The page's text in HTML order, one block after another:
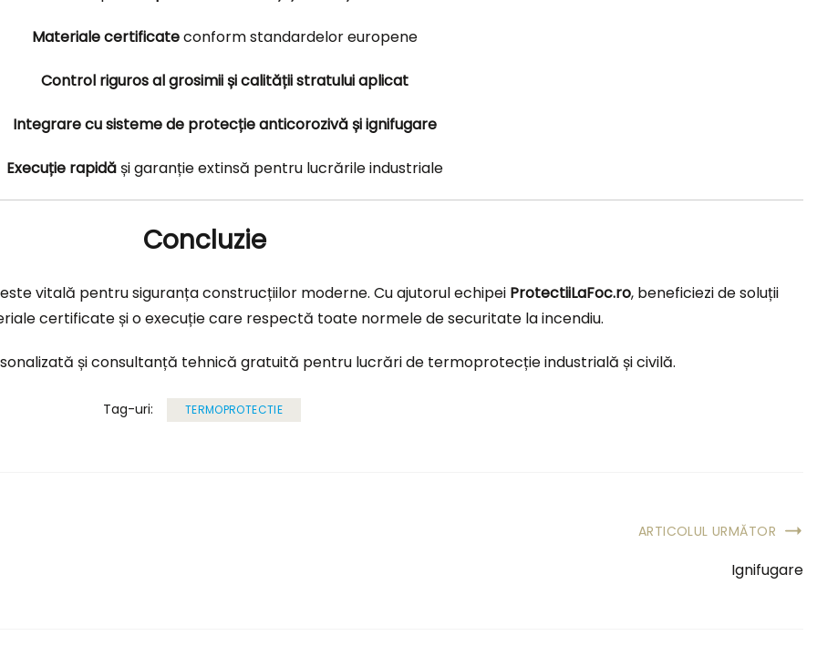
Materiale certificateconform standardelor europene
Control riguros al grosimii și calității stratului aplicat
Integrare cu sisteme de protecție anticorozivă și ignifugare
Execuție rapidăși garanție extinsă pentru lucrările industriale
Concluzie
este vitală pentru siguranța construcțiilor moderne. Cu ajutorul echipei ProtectiiLaFoc.ro, beneficiezi de soluții
certificate și o execuție care respectă toate normele de securitate la incendiu.
și consultanță tehnică gratuită pentru lucrări de termoprotecție industrială și civilă.
Tag-uri: TERMOPROTECTIE
ARTICOLUL URMĂTOR
Ignifugare